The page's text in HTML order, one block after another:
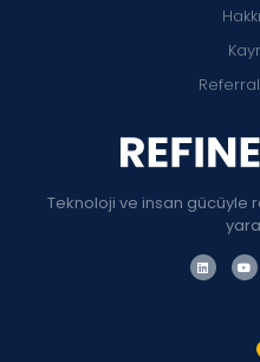
Teknoloji ve insan gücüyle